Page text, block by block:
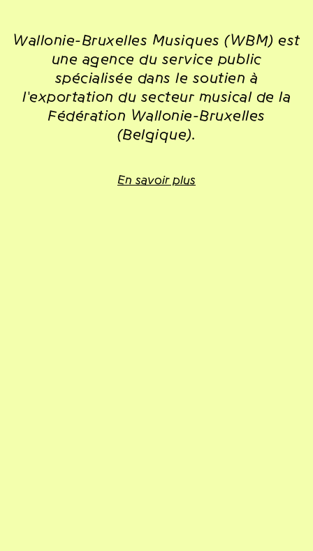
Wallonie-Bruxelles Musiques (WBM) est
une agence du service public
spécialisée dans le soutien à
l'exportation du secteur musical de la
Fédération Wallonie-Bruxelles
(Belgique).
En savoir plus